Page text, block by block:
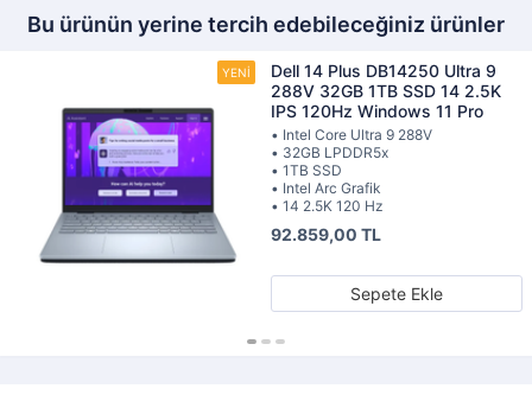
Bu ürünün yerine tercih edebileceğiniz ürünler
Dell 14 Plus DB14250 Ultra 9
288V 32GB 1TB SSD 14 2.5K
IPS 120Hz Windows 11 Pro
• Intel Core Ultra 9 288V
• 32GB LPDDR5x
• 1TB SSD
• Intel Arc Grafik
• 14 2.5K 120 Hz
92.859,00 TL
Sepete Ekle